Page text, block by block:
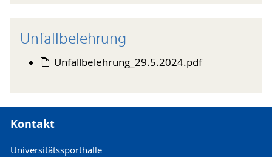
Unfallbelehrung
Unfallbelehrung_29.5.2024.pdf
Kontakt
Universitätssporthalle